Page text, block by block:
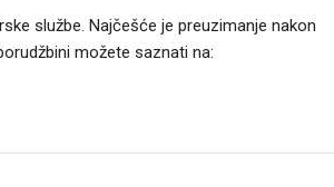
službe. Najčešće je preuzimanje nakon
možete saznati na: